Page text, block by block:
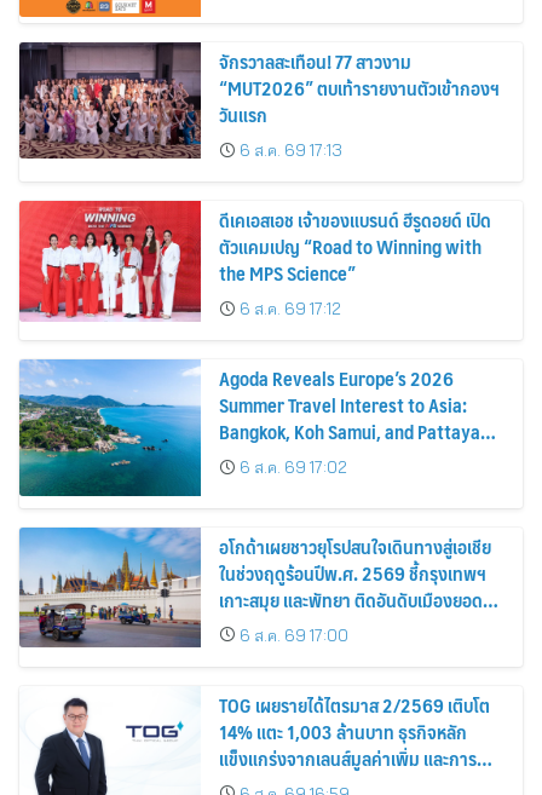
จักรวาลสะเทือน! 77 สาวงาม
“MUT2026” ตบเท้ารายงานตัวเข้ากองฯ
วันแรก
6 ส.ค. 69 17:13
ดีเคเอสเอช เจ้าของแบรนด์ ฮีรูดอยด์ เปิด
ตัวแคมเปญ “Road to Winning with
the MPS Science”
6 ส.ค. 69 17:12
Agoda Reveals Europe’s 2026
Summer Travel Interest to Asia:
Bangkok, Koh Samui, and Pattaya
Among the Top Cities
6 ส.ค. 69 17:02
อโกด้าเผยชาวยุโรปสนใจเดินทางสู่เอเชีย
ในช่วงฤดูร้อนปีพ.ศ. 2569 ชี้กรุงเทพฯ
เกาะสมุย และพัทยา ติดอันดับเมืองยอด
นิยม6 ส.ค. 69 17:00
TOG เผยรายได้ไตรมาส 2/2569 เติบโต
14% แตะ 1,003 ล้านบาท ธุรกิจหลัก
แข็งแกร่งจากเลนส์มูลค่าเพิ่ม และการ
ขยายตลาดต่างประเทศ พร้อมเดินหน้า